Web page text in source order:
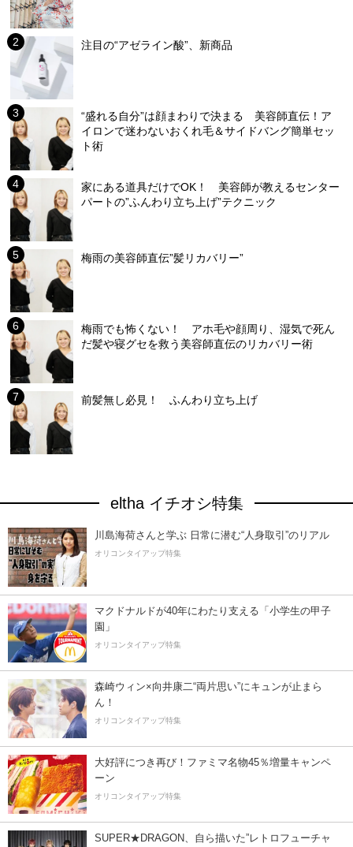
注目の“アゼライン酸”、新商品
“盛れる自分”は顔まわりで決まる 美容師直伝！ア
イロンで迷わないおくれ毛＆サイドバング簡単セッ
ト術
家にある道具だけでOK！ 美容師が教えるセンター
パートの”ふんわり立ち上げ”テクニック
梅雨の美容師直伝”髪リカバリー”
梅雨でも怖くない！ アホ毛や顔周り、湿気で死ん
だ髪や寝グセを救う美容師直伝のリカバリー術
前髪無し必見！ ふんわり立ち上げ
eltha イチオシ特集
川島海荷さんと学ぶ 日常に潜む“人身取引”のリアル
オリコンタイアップ特集
マクドナルドが40年にわたり支える「小学生の甲子
園」
オリコンタイアップ特集
森崎ウィン×向井康二“両片思い”にキュンが止まら
ん！
オリコンタイアップ特集
大好評につき再び！ファミマ名物45％増量キャンペ
ーン
オリコンタイアップ特集
SUPER★DRAGON、自ら描いた”レトロフューチャ